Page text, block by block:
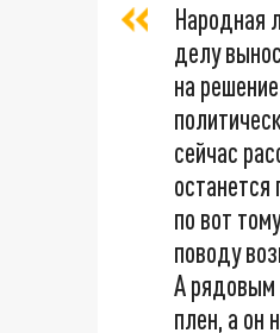
Народная
делу
на
сейчас
по вот
поводу
А рядовым
плен, а он